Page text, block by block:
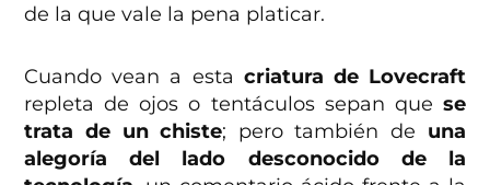
de la que vale la pena platicar.
Cuando vean a esta criatura de Lovecraft
repleta de ojos o tentáculos sepan que se
trata de un chiste; pero también de una
alegoría del lado desconocido de la